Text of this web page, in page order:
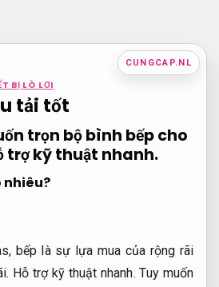
CUNGCAP.NL
BỊ LÒ LƠI
tải tốt
trọn bộ bình bếp cho
trợ kỹ thuật nhanh.
nhiêu?
bếp là sự lựa mua của rộng rãi
Hỗ trợ kỹ thuật nhanh. Tuy muốn